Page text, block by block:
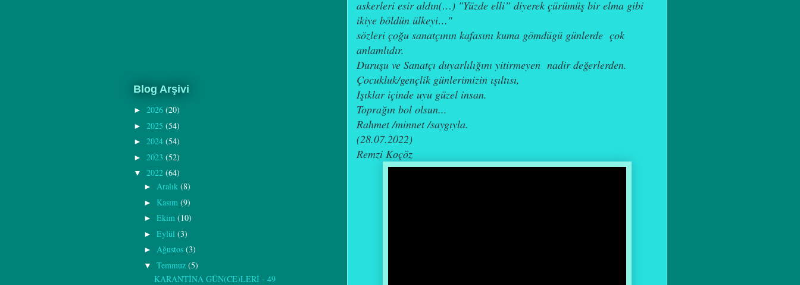
askerleri esir aldın(…) "Yüzde elli” diyerek çürümüş bir elma gibi
ikiye böldün ülkeyi…"
sözleri çoğu sanatçının kafasını kuma gömdügü günlerde çok
anlamlıdır.
Duruşu ve Sanatçı duyarlılığını yitirmeyen nadir değerlerden.
Çocukluk/gençlik günlerimizin ışıltısı,
Işıklar içinde uyu güzel insan.
Toprağın bol olsun...
Rahmet /minnet /saygıyla.
(28.07.2022)
Remzi Koçöz
Blog Arşivi
► 2026 (20)
► 2025 (54)
► 2024 (54)
► 2023 (52)
▼ 2022 (64)
► Aralık (8)
► Kasım (9)
► Ekim (10)
► Eylül (3)
► Ağustos (3)
▼ Temmuz (5)
KARANTİNA GÜN(CE)LERİ - 49